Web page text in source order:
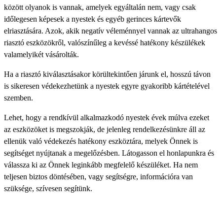
között olyanok is vannak, amelyek egyáltalán nem, vagy csak
időlegesen képesek a nyestek és egyéb gerinces kártevők
elriasztására. Azok, akik negatív véleménnyel vannak az ultrahangos
riasztó eszközökről, valószínűleg a kevéssé hatékony készülékek
valamelyikét vásárolták.
Ha a riasztó kiválasztásakor körültekintően járunk el, hosszú távon
is sikeresen védekezhetünk a nyestek egyre gyakoribb kártételével
szemben.
Lehet, hogy a rendkívül alkalmazkodó nyestek évek múlva ezeket
az eszközöket is megszokják, de jelenleg rendelkezésünkre áll az
ellenük való védekezés hatékony eszköztára, melyek Önnek is
segítséget nyújtanak a megelőzésben. Látogasson el honlapunkra és
válassza ki az Önnek leginkább megfelelő készüléket. Ha nem
teljesen biztos döntésében, vagy segítségre, információra van
szüksége, szívesen segítünk.